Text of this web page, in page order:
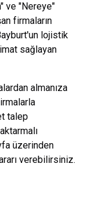
ve "Nereye"
firmaların
'un lojistik
sağlayan
almanıza
talep
üzerinden
verebilirsiniz.